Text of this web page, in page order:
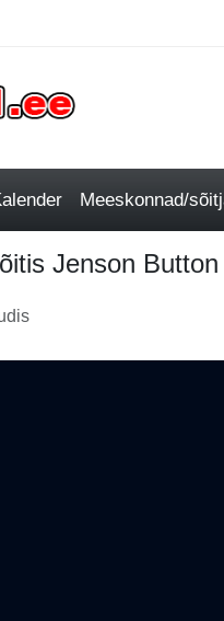
Meeskonnad/
Jenson Button